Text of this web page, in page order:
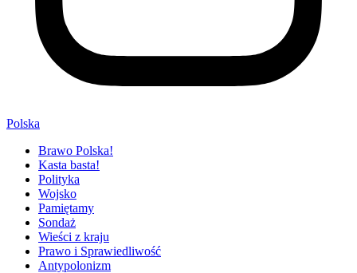
Polska
Brawo Polska!
Kasta basta!
Polityka
Wojsko
Pamiętamy
Sondaż
Wieści z kraju
Prawo i Sprawiedliwość
Antypolonizm